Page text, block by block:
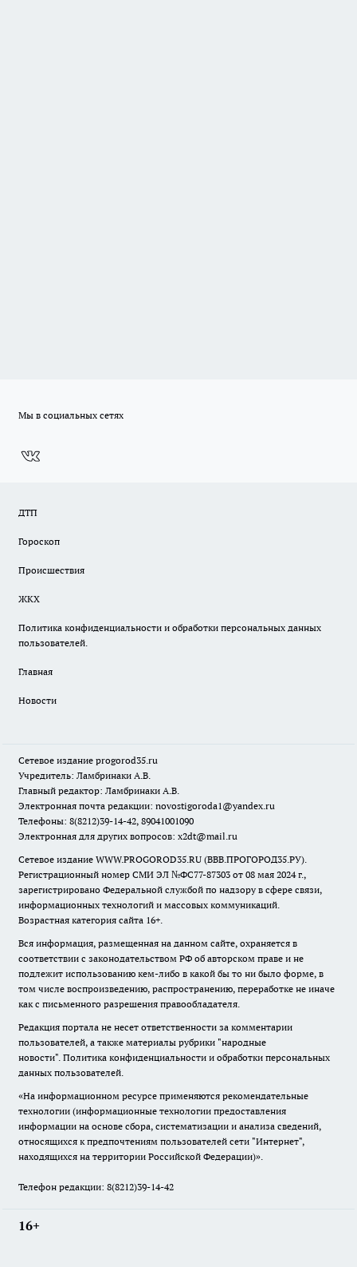
Мы в социальных сетях
ДТП
Гороскоп
Происшествия
ЖКХ
Политика конфиденциальности и обработки персональных данных
пользователей.
Главная
Новости
Сетевое издание progorod35.ru
Учредитель: Ламбринаки А.В.
Главный редактор: Ламбринаки А.В.
Электронная почта редакции: novostigoroda1@yandex.ru
Телефоны: 8(8212)39-14-42, 89041001090
Электронная для других вопросов: x2dt@mail.ru
Сетевое издание WWW.PROGOROD35.RU (ВВВ.ПРОГОРОД35.РУ).
Регистрационный номер СМИ ЭЛ №ФС77-87303 от 08 мая 2024 г.,
зарегистрировано Федеральной службой по надзору в сфере связи,
информационных технологий и массовых коммуникаций.
Возрастная категория сайта 16+.
Вся информация, размещенная на данном сайте, охраняется в
соответствии с законодательством РФ об авторском праве и не
подлежит использованию кем-либо в какой бы то ни было форме, в
том числе воспроизведению, распространению, переработке не иначе
как с письменного разрешения правообладателя.
Редакция портала не несет ответственности за комментарии
пользователей, а также материалы рубрики "народные
новости". Политика конфиденциальности и обработки персональных
данных пользователей.
«На информационном ресурсе применяются рекомендательные
технологии (информационные технологии предоставления
информации на основе сбора, систематизации и анализа сведений,
относящихся к предпочтениям пользователей сети "Интернет",
находящихся на территории Российской Федерации)».
Телефон редакции: 8(8212)39-14-42
16+